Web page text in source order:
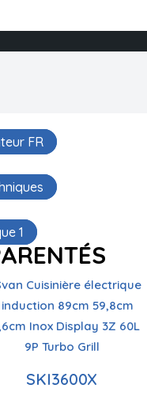
FR
1
triple flamme
SKI3600X
Table de cuisson
à induction
Contrôle de
LED